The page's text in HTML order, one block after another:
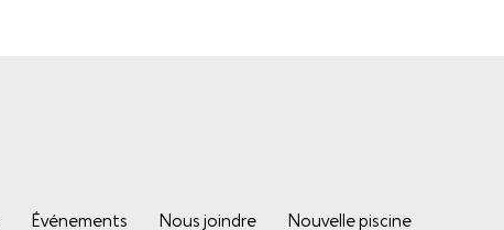
Événements Nous joindre Nouvelle piscine